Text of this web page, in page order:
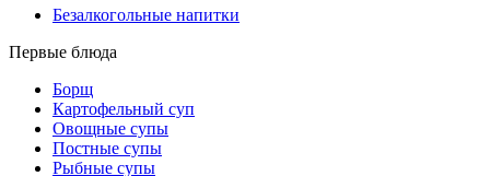
Безалкогольные напитки
Первые блюда
Борщ
Картофельный суп
Овощные супы
Постные супы
Рыбные супы